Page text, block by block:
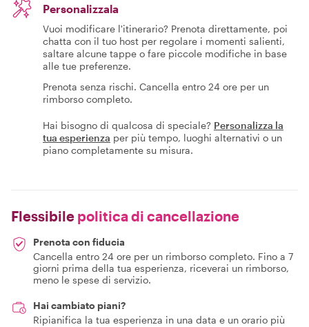
Personalizzala
Vuoi modificare l'itinerario? Prenota direttamente, poi
chatta con il tuo host per regolare i momenti salienti,
saltare alcune tappe o fare piccole modifiche in base
alle tue preferenze.
Prenota senza rischi. Cancella entro 24 ore per un
rimborso completo.
Hai bisogno di qualcosa di speciale? Personalizza la
tua esperienza per più tempo, luoghi alternativi o un
piano completamente su misura.
Flessibile politica di cancellazione
Prenota con fiducia
Cancella entro 24 ore per un rimborso completo. Fino a 7
giorni prima della tua esperienza, riceverai un rimborso,
meno le spese di servizio.
Hai cambiato piani?
Ripianifica la tua esperienza in una data e un orario più